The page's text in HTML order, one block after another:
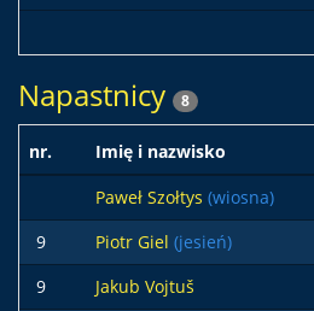
Napastnicy 8
nr. Imię i nazwisko
Paweł Szołtys (wiosna)
9 Piotr Giel (jesień)
9 Jakub Vojtuš